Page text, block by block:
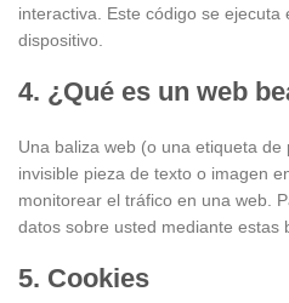
interactiva. Este código se
dispositivo.
4. ¿Qué es un web
Una baliza web (o una etiqueta
invisible pieza de texto o imagen
monitorear el tráfico en una web.
datos sobre usted mediante estas
5. Cookies